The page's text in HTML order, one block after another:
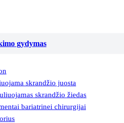
gydymas
skrandžio juosta
skrandžio žiedas
bariatrinei chirurgijai